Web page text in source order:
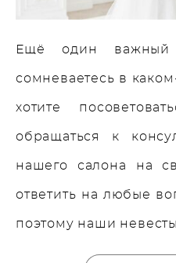
Ещё один
сомневаетесь в
хотите
обращаться к
нашего салона на
ответить на любые
поэтому наши